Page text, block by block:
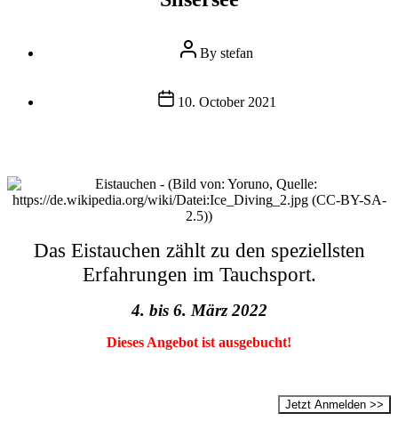
Post
author
By stefan
Post10. October 2021
Das Eistauchen zählt zu den speziellsten
Erfahrungen im Tauchsport.
4. bis 6. März 2022
Dieses Angebot ist ausgebucht!
Jetzt Anmelden >>